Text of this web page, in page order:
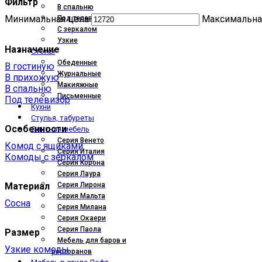
В спальню
Под телевизор
С зеркалом
Узкие
Столы
Обеденные
Журнальные
Макияжные
Письменные
Кухни
Стулья, табуреты
Элитная мебель
Серия Венето
Серия Италия
Серия Корона
Серия Лаура
Серия Лирона
Серия Мальта
Серия Милана
Серия Окаери
Серия Паола
Мебель для баров и
ресторанов
Минимальная цена
Назначение
В гостиную
В прихожую
В спальню
Под телевизор
Особенности
Комод с ящиками
Комоды с зеркалом
Материал
Сосна
Размер
Узкие комоды